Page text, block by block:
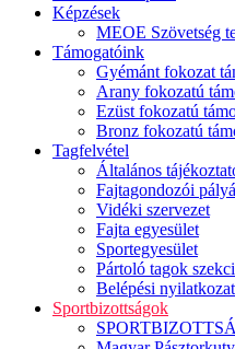
Képzések
MEOE Szövetség
Támogatóink
Gyémánt fokozat
Arany fokozatú
Ezüst fokozatú
Bronz fokozatú
Tagfelvétel
Általános
Fajtagondozói
Vidéki szervezet
Fajta egyesület
Sportegyesület
Pártoló tagok
Belépési
Sportbizottságok